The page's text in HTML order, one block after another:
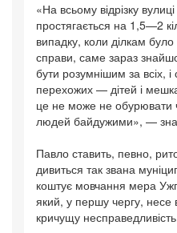
«На всьому відрізку
простягається на 1,5—2
випадку, коли ділкам
справи, саме зараз
бути розумнішим за всіх, і
перехожих — дітей і
це не може не обурювати
людей байдужими», —
Павло ставить, певно,
дивиться так звана
коштує мовчання мера
який, у першу чергу, несе
кричущу